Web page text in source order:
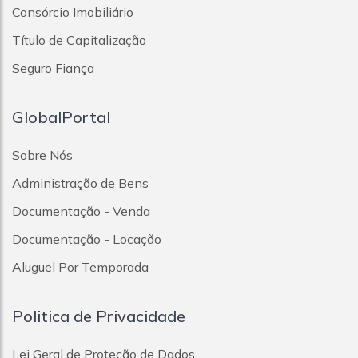
Vila Guiomar
Vila Homero Thon
Vila João Ramalho
Vila Léa
Vila Lutécia
Vila Marina
Vila Mazzei
Vila Palmares
Vila Pires
Vila Sacadura Cabral
Vila Scarpelli
Consórcio Imobiliário
Título de Capitalização
Seguro Fiança
GlobalPortal
Sobre Nós
Administração de Bens
Documentação - Venda
Documentação - Locação
Aluguel Por Temporada
Politica de Privacidade
Lei Geral de Proteção de Dados